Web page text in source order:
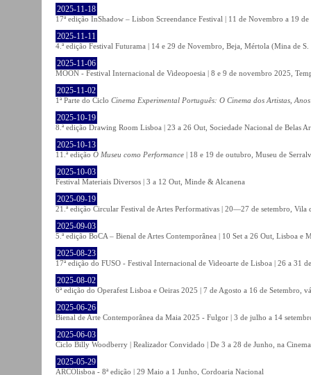
2025-11-18
17ª edição InShadow – Lisbon Screendance Festival | 11 de Novembro a 19
2025-11-11
4.ª edição Festival Futurama | 14 e 29 de Novembro, Beja, Mértola (Mina de
2025-11-06
MOON - Festival Internacional de Videopoesia | 8 e 9 de novembro 2025,
2025-11-02
1ª Parte do Ciclo Cinema Experimental Português: O Cinema dos Artistas,
2025-10-19
8.ª edição Drawing Room Lisboa | 23 a 26 Out, Sociedade Nacional de Belas
2025-10-13
11.ª edição O Museu como Performance | 18 e 19 de outubro, Museu de
2025-10-03
Festival Materiais Diversos | 3 a 12 Out, Minde & Alcanena
2025-09-19
21.ª edição Circular Festival de Artes Performativas | 20—27 de setembro, Vila
2025-09-03
5.ª edição BoCA – Bienal de Artes Contemporânea | 10 Set a 26 Out, Lisboa e
2025-08-23
17ª edição do FUSO - Festival Internacional de Videoarte de Lisboa | 26 a 31
2025-08-02
6ª edição do Operafest Lisboa e Oeiras 2025 | 7 de Agosto a 16 de Setembro,
2025-06-26
Bienal de Arte Contemporânea da Maia 2025 - Fulgor | 3 de julho a 14
2025-06-03
Ciclo Billy Woodberry | Realizador Convidado | De 3 a 28 de Junho, na
2025-05-29
ARCOlisboa - 8ª edição | 29 Maio a 1 Junho, Cordoaria Nacional